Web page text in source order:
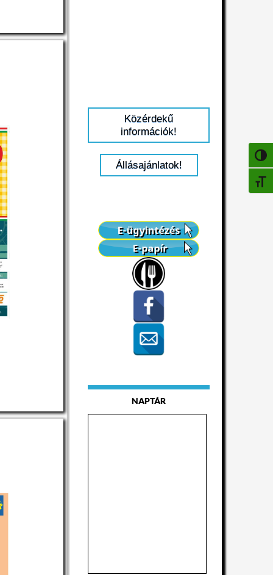
Közérdekű
információk!
Állásajánlatok!
NAPTÁR